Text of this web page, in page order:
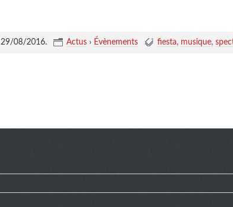
29/08/2016. Actus› Évènements fiesta musique